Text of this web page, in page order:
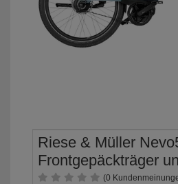
Riese & Müller
Frontgepäckträger
(0